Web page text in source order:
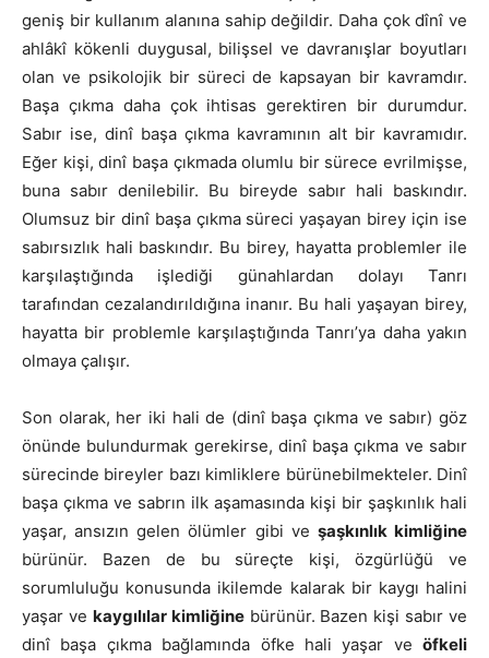
geniş bir kullanım alanına sahip değildir. Daha çok dînî ve
ahlâkî kökenli duygusal, bilişsel ve davranışlar boyutları
olan ve psikolojik bir süreci de kapsayan bir kavramdır.
Başa çıkma daha çok ihtisas gerektiren bir durumdur.
Sabır ise, dinî başa çıkma kavramının alt bir kavramıdır.
Eğer kişi, dinî başa çıkmada olumlu bir sürece evrilmişse,
buna sabır denilebilir. Bu bireyde sabır hali baskındır.
Olumsuz bir dinî başa çıkma süreci yaşayan birey için ise
sabırsızlık hali baskındır. Bu birey, hayatta problemler ile
karşılaştığında işlediği günahlardan dolayı Tanrı
tarafından cezalandırıldığına inanır. Bu hali yaşayan birey,
hayatta bir problemle karşılaştığında Tanrı’ya daha yakın
olmaya çalışır.
Son olarak, her iki hali de (dinî başa çıkma ve sabır) göz
önünde bulundurmak gerekirse, dinî başa çıkma ve sabır
sürecinde bireyler bazı kimliklere bürünebilmekteler. Dinî
başa çıkma ve sabrın ilk aşamasında kişi bir şaşkınlık hali
yaşar, ansızın gelen ölümler gibi ve şaşkınlık kimliğine
bürünür. Bazen de bu süreçte kişi, özgürlüğü ve
sorumluluğu konusunda ikilemde kalarak bir kaygı halini
yaşar ve kaygılılar kimliğinebürünür. Bazen kişi sabır ve
dinî başa çıkma bağlamında öfke hali yaşar ve öfkeli